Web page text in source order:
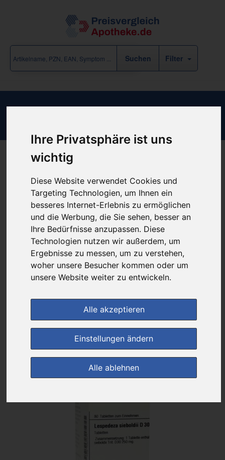
Ihre Privatsphäre ist uns
wichtig
Diese Website verwendet Cookies und
Targeting Technologien, um Ihnen ein
besseres Internet-Erlebnis zu ermöglichen
und die Werbung, die Sie sehen, besser an
Ihre Bedürfnisse anzupassen. Diese
Technologien nutzen wir außerdem, um
Ergebnisse zu messen, um zu verstehen,
woher unsere Besucher kommen oder um
unsere Website weiter zu entwickeln.
Alle akzeptieren
Einstellungen ändern
Alle ablehnen
Filter
Kein Preis bekannt
Das gewünschte Produkt ist derzeit bei keinem unserer Partner
erhältlich.
(0) Jetzt bewerten!
Generika
Preisalarm